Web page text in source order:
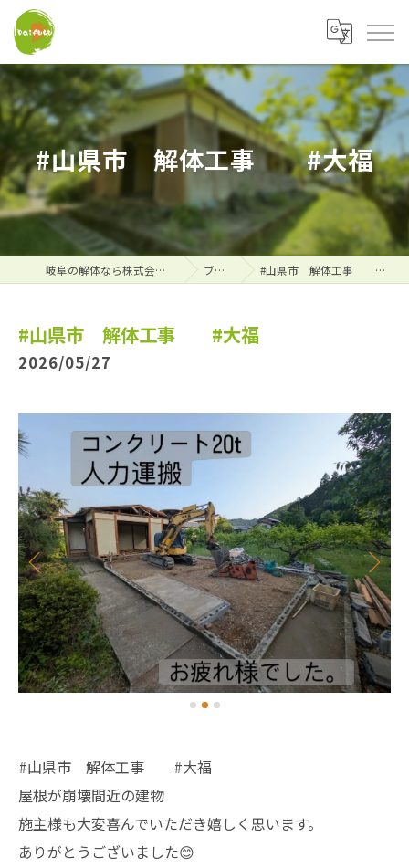
#山県市 解体工事 #大福
岐阜の解体なら株式会社大福 ブログ #山県市 解体工事 #大福
#山県市 解体工事 #大福
2026/05/27
#山県市 解体工事 #大福
屋根が崩壊間近の建物
施主様も大変喜んでいただき嬉しく思います。
ありがとうございました😊